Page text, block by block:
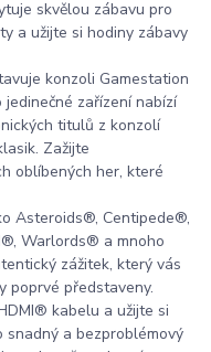
skvělou zábavu pro
a užijte si hodiny zábavy
konzoli Gamestation
zařízení nabízí
titulů z konzolí
Zažijte
oblíbených her, které
Asteroids®, Centipede®,
Warlords® a mnoho
zážitek, který vás
poprvé představeny.
kabelu a užijte si
snadný a bezproblémový